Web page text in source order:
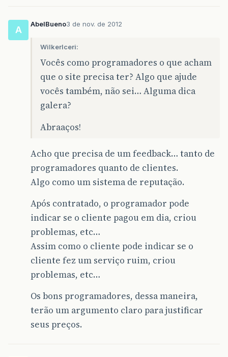
A
AbelBueno3 de nov. de 2012
WilkerIceri:
Vocês como programadores o que acham
que o site precisa ter? Algo que ajude
vocês também, não sei… Alguma dica
galera?
Abraaços!
Acho que precisa de um feedback… tanto de
programadores quanto de clientes.
Algo como um sistema de reputação.
Após contratado, o programador pode
indicar se o cliente pagou em dia, criou
problemas, etc…
Assim como o cliente pode indicar se o
cliente fez um serviço ruim, criou
problemas, etc…
Os bons programadores, dessa maneira,
terão um argumento claro para justificar
seus preços.